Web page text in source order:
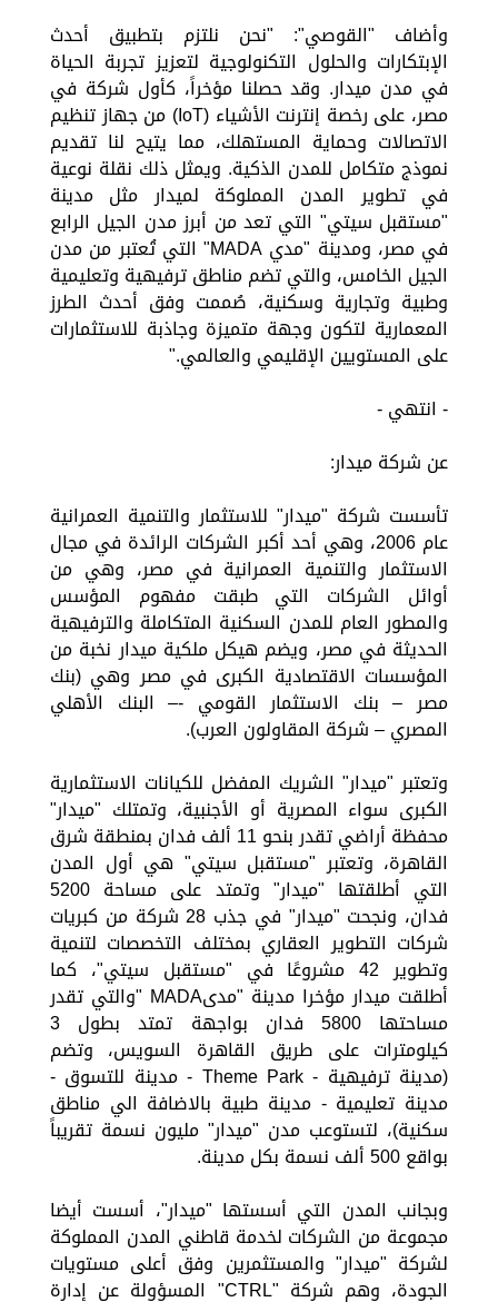
وأضاف "القوصي": "نحن نلتزم بتطبيق أحدث
الإبتكارات والحلول التكنولوجية لتعزيز تجربة الحياة
في مدن ميدار. وقد حصلنا مؤخراً، كأول شركة في
مصر، على رخصة إنترنت الأشياء (IoT) من جهاز تنظيم
الاتصالات وحماية المستهلك، مما يتيح لنا تقديم
نموذج متكامل للمدن الذكية. ويمثل ذلك نقلة نوعية
في تطوير المدن المملوكة لميدار مثل مدينة
"مستقبل سيتي" التي تعد من أبرز مدن الجيل الرابع
في مصر، ومدينة "مدي MADA" التي تُعتبر من مدن
الجيل الخامس، والتي تضم مناطق ترفيهية وتعليمية
وطبية وتجارية وسكنية، صُممت وفق أحدث الطرز
المعمارية لتكون وجهة متميزة وجاذبة للاستثمارات
على المستويين الإقليمي والعالمي."
- انتهي -
عن شركة ميدار:
تأسست شركة "ميدار" للاستثمار والتنمية العمرانية
عام 2006، وهي أحد أكبر الشركات الرائدة في مجال
الاستثمار والتنمية العمرانية في مصر، وهي من
أوائل الشركات التي طبقت مفهوم المؤسس
والمطور العام للمدن السكنية المتكاملة والترفيهية
الحديثة في مصر، ويضم هيكل ملكية ميدار نخبة من
المؤسسات الاقتصادية الكبرى في مصر وهي (بنك
مصر – بنك الاستثمار القومي -– البنك الأهلي
المصري – شركة المقاولون العرب).
وتعتبر "ميدار" الشريك المفضل للكيانات الاستثمارية
الكبرى سواء المصرية أو الأجنبية، وتمتلك "ميدار"
محفظة أراضي تقدر بنحو 11 ألف فدان بمنطقة شرق
القاهرة، وتعتبر "مستقبل سيتي" هي أول المدن
التي أطلقتها "ميدار" وتمتد على مساحة 5200
فدان، ونجحت "ميدار" في جذب 28 شركة من كبريات
شركات التطوير العقاري بمختلف التخصصات لتنمية
وتطوير 42 مشروعًا في "مستقبل سيتي"، كما
أطلقت ميدار مؤخرا مدينة "مدىMADA "والتي تقدر
مساحتها 5800 فدان بواجهة تمتد بطول 3
كيلومترات على طريق القاهرة السويس، وتضم
(مدينة ترفيهية - Theme Park - مدينة للتسوق -
مدينة تعليمية - مدينة طبية بالاضافة الي مناطق
سكنية)، لتستوعب مدن "ميدار" مليون نسمة تقريباً
بواقع 500 ألف نسمة بكل مدينة.
وبجانب المدن التي أسستها "ميدار"، أسست أيضا
مجموعة من الشركات لخدمة قاطني المدن المملوكة
لشركة "ميدار" والمستثمرين وفق أعلى مستويات
الجودة، وهم شركة "CTRL" المسؤولة عن إدارة